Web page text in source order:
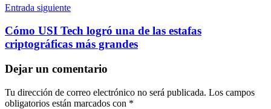
Entrada siguiente
Cómo USI Tech logró una de las estafas
criptográficas más grandes
Dejar un comentario
Tu dirección de correo electrónico no será publicada. Los campos
obligatorios están marcados con *